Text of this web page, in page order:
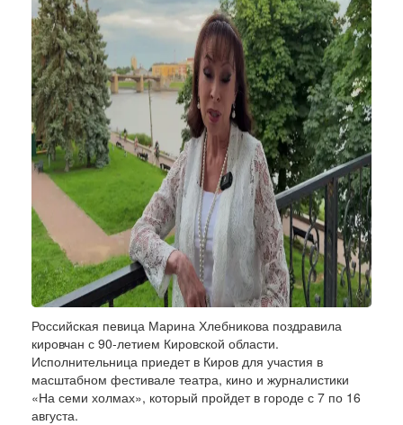
Российская певица Марина Хлебникова поздравила
кировчан с 90-летием Кировской области.
Исполнительница приедет в Киров для участия в
масштабном фестивале театра, кино и журналистики
«На семи холмах», который пройдет в городе с 7 по 16
августа.